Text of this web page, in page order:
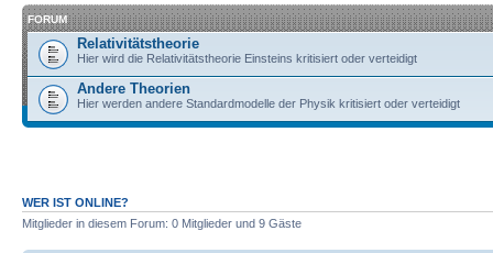
FORUM
Relativitätstheorie
Hier wird die Relativitätstheorie Einsteins kritisiert oder verteidigt
Andere Theorien
Hier werden andere Standardmodelle der Physik kritisiert oder verteidigt
WER IST ONLINE?
Mitglieder in diesem Forum: 0 Mitglieder und 9 Gäste